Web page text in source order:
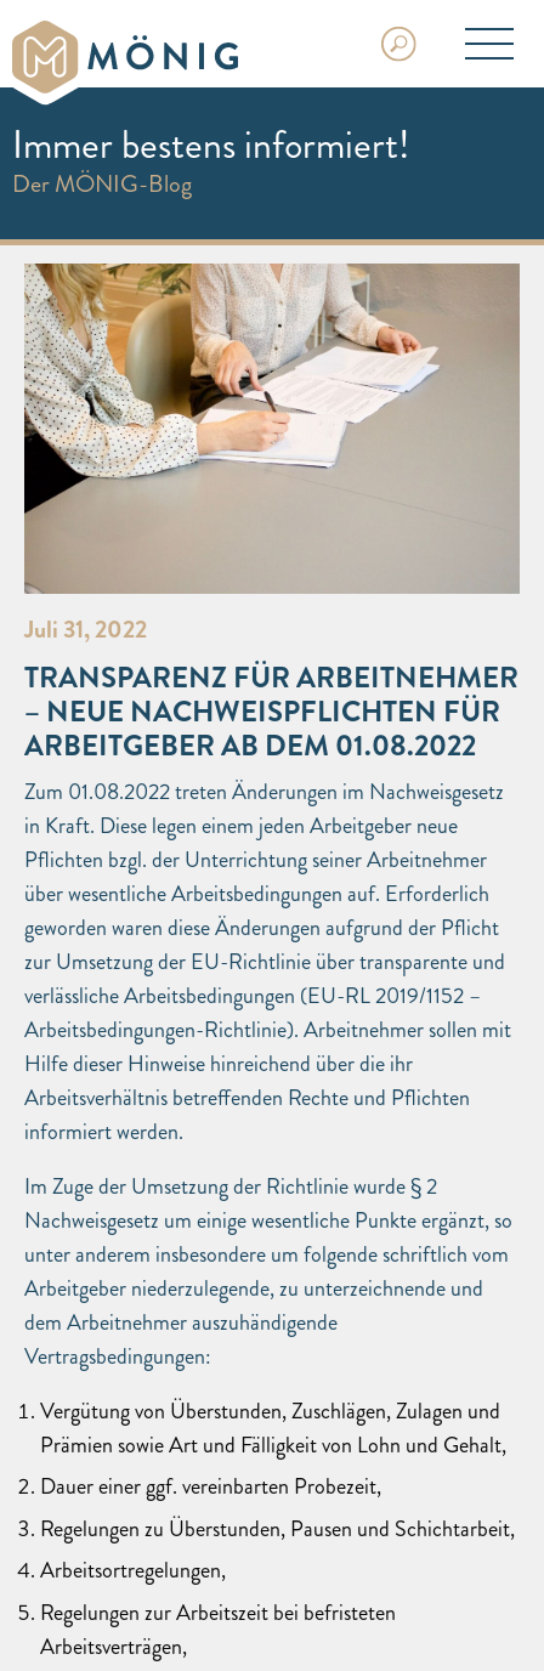
Immer bestens informiert!
Der MÖNIG-Blog
Juli 31, 2022
TRANSPARENZ FÜR ARBEITNEHMER
– NEUE NACHWEISPFLICHTEN FÜR
ARBEITGEBER AB DEM 01.08.2022
Zum 01.08.2022 treten Änderungen im Nachweisgesetz
in Kraft. Diese legen einem jeden Arbeitgeber neue
Pflichten bzgl. der Unterrichtung seiner Arbeitnehmer
über wesentliche Arbeitsbedingungen auf. Erforderlich
geworden waren diese Änderungen aufgrund der Pflicht
zur Umsetzung der EU-Richtlinie über transparente und
verlässliche Arbeitsbedingungen (EU-RL 2019/1152 –
Arbeitsbedingungen-Richtlinie). Arbeitnehmer sollen mit
Hilfe dieser Hinweise hinreichend über die ihr
Arbeitsverhältnis betreffenden Rechte und Pflichten
informiert werden.
Im Zuge der Umsetzung der Richtlinie wurde § 2
Nachweisgesetz um einige wesentliche Punkte ergänzt, so
unter anderem insbesondere um folgende schriftlich vom
Arbeitgeber niederzulegende, zu unterzeichnende und
dem Arbeitnehmer auszuhändigende
Vertragsbedingungen:
Vergütung von Überstunden, Zuschlägen, Zulagen und
Prämien sowie Art und Fälligkeit von Lohn und Gehalt,
Dauer einer ggf. vereinbarten Probezeit,
Regelungen zu Überstunden, Pausen und Schichtarbeit,
Arbeitsortregelungen,
Regelungen zur Arbeitszeit bei befristeten
Arbeitsverträgen,